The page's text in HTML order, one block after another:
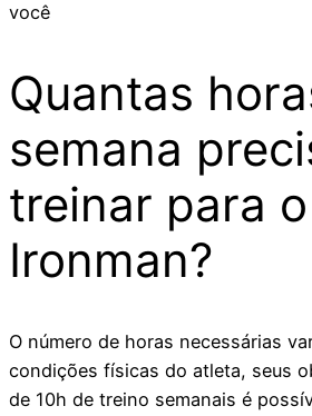
você
Quantas
semana
treinar para o
Ironman?
O número de horas necessárias
condições físicas do atleta, seus
de 10h de treino semanais é